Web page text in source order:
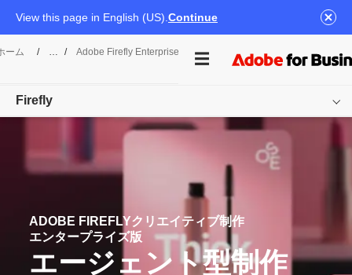
View this page in English (US). Continue
ーム / Adobe Firefly Enterprise Solutions Firefly Creative
Firefly
カスタマーサクセス
ADOBE FIREFLYクリエイティブ制作
エンタープライズ版
エージェント型制作